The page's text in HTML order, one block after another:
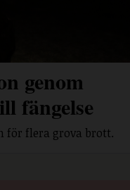
genom
fängelse
för flera grova brott.